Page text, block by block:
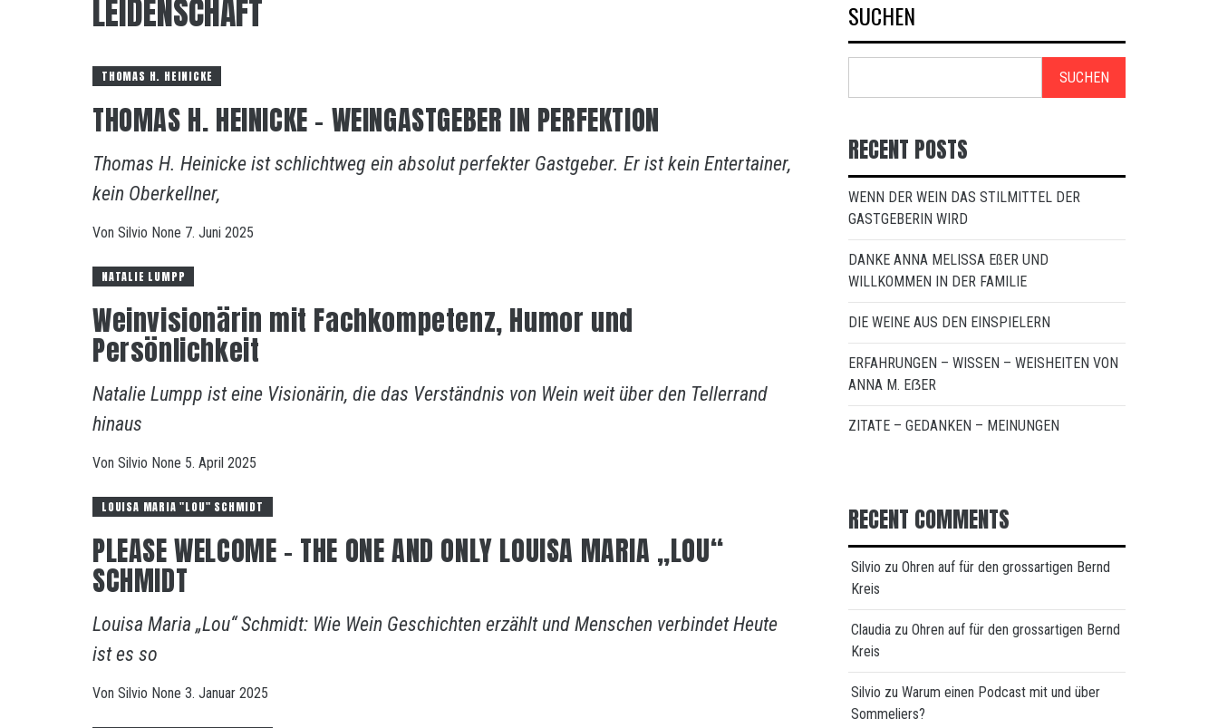
LEIDENSCHAFT
THOMAS H. HEINICKE
THOMAS H. HEINICKE – WEINGASTGEBER IN PERFEKTION
Thomas H. Heinicke ist schlichtweg ein absolut perfekter Gastgeber. Er ist kein Entertainer,
kein Oberkellner,
Von Silvio None 7. Juni 2025
NATALIE LUMPP
Weinvisionärin mit Fachkompetenz, Humor und
Persönlichkeit
Natalie Lumpp ist eine Visionärin, die das Verständnis von Wein weit über den Tellerrand
hinaus
Von Silvio None 5. April 2025
LOUISA MARIA "LOU" SCHMIDT
PLEASE WELCOME – THE ONE AND ONLY LOUISA MARIA „LOU“
SCHMIDT
Louisa Maria „Lou“ Schmidt: Wie Wein Geschichten erzählt und Menschen verbindet Heute
ist es so
Von Silvio None 3. Januar 2025
SUCHEN
SUCHEN
RECENT POSTS
WENN DER WEIN DAS STILMITTEL DER
GASTGEBERIN WIRD
DANKE ANNA MELISSA EßER UND
WILLKOMMEN IN DER FAMILIE
DIE WEINE AUS DEN EINSPIELERN
ERFAHRUNGEN – WISSEN – WEISHEITEN VON
ANNA M. EẞER
ZITATE – GEDANKEN – MEINUNGEN
RECENT COMMENTS
Silvio zu Ohren auf für den grossartigen Bernd
Kreis
Claudia zu Ohren auf für den grossartigen Bernd
Kreis
Silvio zu Warum einen Podcast mit und über
Sommeliers?